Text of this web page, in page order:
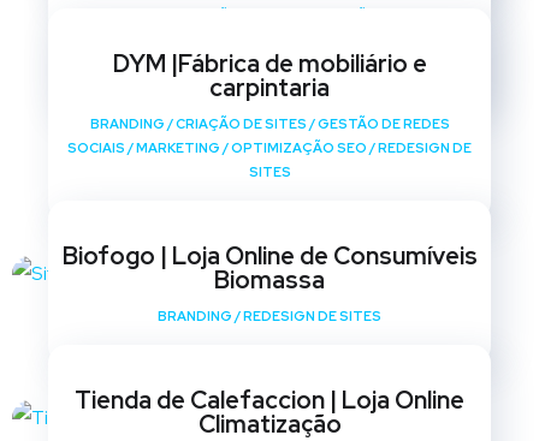
SITES
DYM |Fábrica de mobiliário e
carpintaria
BRANDING /CRIAÇÃO DE SITES /GESTÃO DE REDES
SOCIAIS /MARKETING /OPTIMIZAÇÃO SEO /REDESIGN DE
SITES
Biofogo | Loja Online de Consumíveis
Biomassa
BRANDING /REDESIGN DE SITES
Tienda de Calefaccion | Loja Online
Climatização